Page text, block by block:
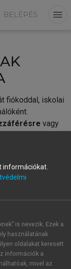
BELÉPÉS menu
fiókoddal, iskolai
vagy
fiókot.
információkat.
is nevezik. Ezek a
használatának
oldalakat keresett
információk a
mivel az